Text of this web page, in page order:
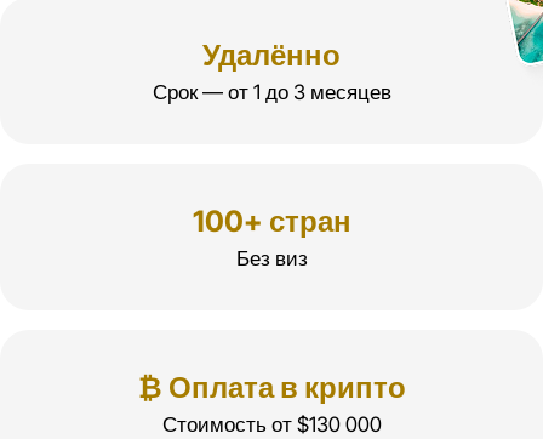
Удалённо
Срок — от 1 до 3 месяцев
100+ стран
Без виз
₿ Оплата в крипто
Стоимость от $130 000